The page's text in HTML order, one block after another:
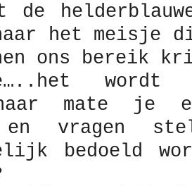
de
het meisje
ons bereik
wordt
mate je
en vragen
bedoeld